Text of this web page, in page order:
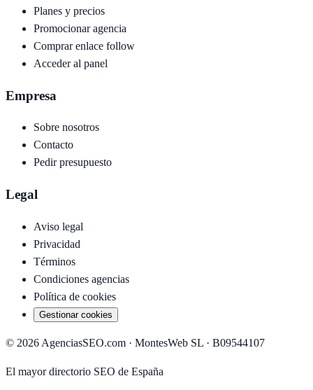
Planes y precios
Promocionar agencia
Comprar enlace follow
Acceder al panel
Empresa
Sobre nosotros
Contacto
Pedir presupuesto
Legal
Aviso legal
Privacidad
Términos
Condiciones agencias
Política de cookies
Gestionar cookies
© 2026 AgenciasSEO.com · MontesWeb SL · B09544107
El mayor directorio SEO de España